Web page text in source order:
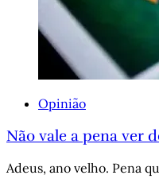
Opinião
Não vale a pena ver
Adeus, ano velho. Pena